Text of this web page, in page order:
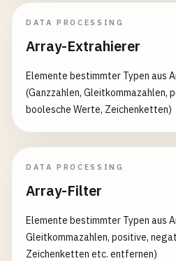
DATA PROCESSING
Array-Extrahierer
Elemente bestimmter Typen aus
(Ganzzahlen, Gleitkommazahlen,
boolesche Werte, Zeichenketten)
DATA PROCESSING
Array-Filter
Elemente bestimmter Typen aus
Gleitkommazahlen, positive,
Zeichenketten etc. entfernen)